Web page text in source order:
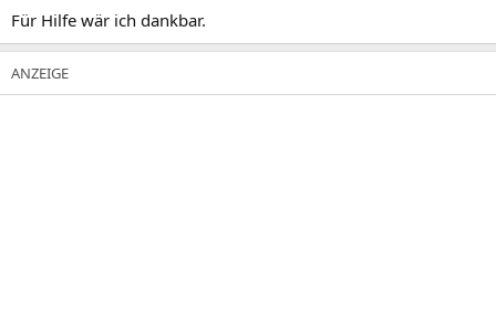
Für Hilfe wär ich dankbar.